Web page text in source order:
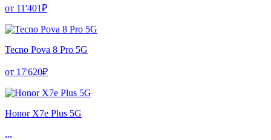
от 11'401₽
Tecno Pova 8 Pro 5G
от 17'620₽
Honor X7e Plus 5G
...